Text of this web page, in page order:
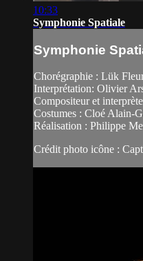
10:33
Symphonie Spatiale
Symphonie
Chorégraphie : Lük
Interprétation: Olivier
Compositeur et
Costumes : Cloé Alain-
Réalisation : Philippe
Crédit photo icône :